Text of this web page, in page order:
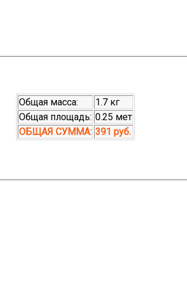
Общая масса:
1.7 кг
Общая площадь: 0.25 мет
ОБЩАЯ СУММА: 391 руб.